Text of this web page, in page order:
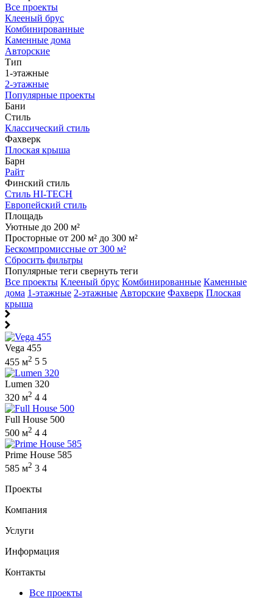
Все проекты
Клееный брус
Комбинированные
Каменные дома
Авторские
Тип
1-этажные
2-этажные
Популярные проекты
Бани
Стиль
Классический стиль
Фахверк
Плоская крыша
Барн
Райт
Финский стиль
Стиль HI-TECH
Европейский стиль
Площадь
Уютные до 200 м²
Просторные от 200 м² до 300 м²
Бескомпромиссные от 300 м²
Сбросить фильтры
Популярные теги свернуть теги
Все проекты Клееный брус Комбинированные Каменные
дома 1-этажные 2-этажные Авторские Фахверк Плоская
крыша
Vega 455
455 м2 5 5
Lumen 320
320 м2 4 4
Full House 500
500 м2 4 4
Prime House 585
585 м2 3 4
Проекты
Компания
Услуги
Информация
Контакты
Все проекты